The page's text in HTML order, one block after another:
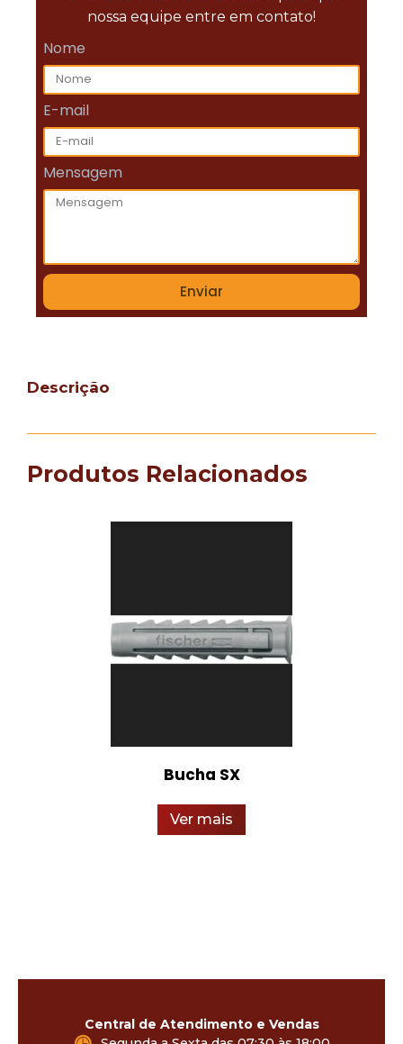
nossa equipe entre em contato!
Nome
E-mail
Mensagem
Enviar
Descrição
Produtos Relacionados
Bucha SX
Ver mais
Central de Atendimento e Vendas